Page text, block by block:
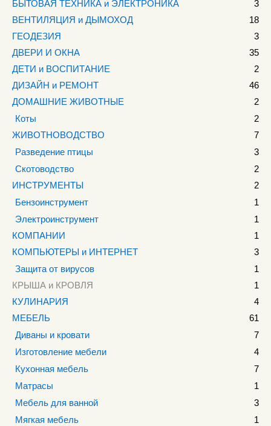
БЫТОВАЯ ТЕХНИКА и ЭЛЕКТРОНИКА
3
ВЕНТИЛЯЦИЯ и ДЫМОХОД
18
ГЕОДЕЗИЯ
3
ДВЕРИ И ОКНА
35
ДЕТИ и ВОСПИТАНИЕ
2
ДИЗАЙН и РЕМОНТ
46
ДОМАШНИЕ ЖИВОТНЫЕ
2
Коты
2
ЖИВОТНОВОДСТВО
7
Разведение птицы
3
Скотоводство
2
ИНСТРУМЕНТЫ
2
Бензоинструмент
1
Электроинструмент
1
КОМПАНИИ
1
КОМПЬЮТЕРЫ и ИНТЕРНЕТ
3
Защита от вирусов
1
КРЫША и КРОВЛЯ
1
КУЛИНАРИЯ
4
МЕБЕЛЬ
61
Диваны и кровати
7
Изготовление мебели
4
Кухонная мебель
7
Матрасы
1
Мебель для ванной
3
Мягкая мебель
1